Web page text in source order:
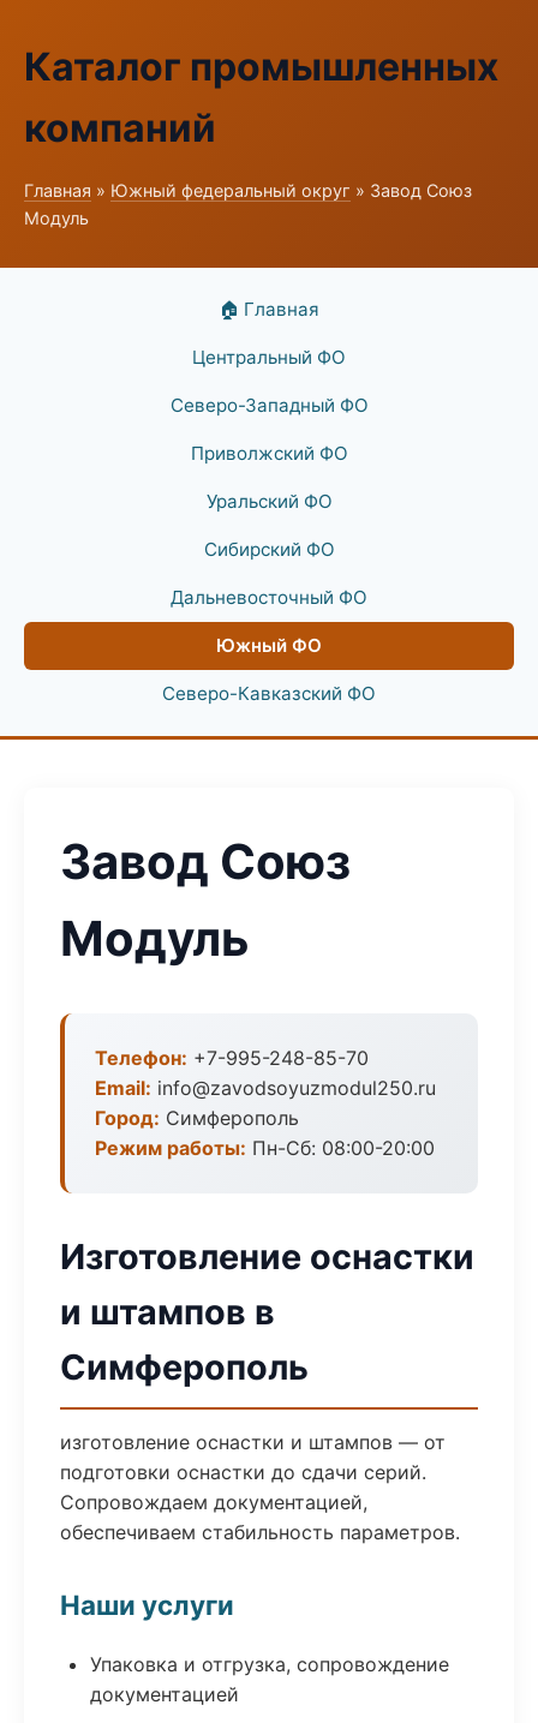
Каталог промышленных
компаний
Главная » Южный федеральный округ » Завод Союз
Модуль
🏠 Главная
Центральный ФО
Северо-Западный ФО
Приволжский ФО
Уральский ФО
Сибирский ФО
Дальневосточный ФО
Южный ФО
Северо-Кавказский ФО
Завод Союз
Модуль
Телефон: +7-995-248-85-70
Email: info@zavodsoyuzmodul250.ru
Город: Симферополь
Режим работы: Пн-Сб: 08:00-20:00
Изготовление оснастки
и штампов в
Симферополь
изготовление оснастки и штампов — от
подготовки оснастки до сдачи серий.
Сопровождаем документацией,
обеспечиваем стабильность параметров.
Наши услуги
Упаковка и отгрузка, сопровождение
документацией